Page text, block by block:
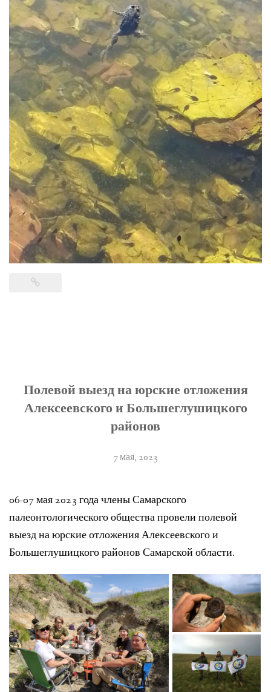
Полевой выезд на юрские отложения
Алексеевского и Большеглушицкого
районов
7 мая, 2023
06-07 мая 2023 года члены Самарского
палеонтологического общества провели полевой
выезд на юрские отложения Алексеевского и
Большеглушицкого районов Самарской области.